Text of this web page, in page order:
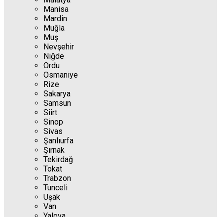
Manisa
Mardin
Muğla
Muş
Nevşehir
Niğde
Ordu
Osmaniye
Rize
Sakarya
Samsun
Siirt
Sinop
Sivas
Şanlıurfa
Şırnak
Tekirdağ
Tokat
Trabzon
Tunceli
Uşak
Van